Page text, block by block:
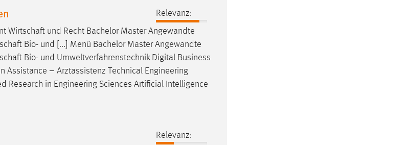
Relevanz:
Wirtschaft und Recht Bachelor Master Angewandte
Bio- und [...] Menü Bachelor Master Angewandte
Bio- und Umweltverfahrenstechnik Digital Business
Assistance – Arztassistenz Technical Engineering
Research in Engineering Sciences Artificial Intelligence
Relevanz: